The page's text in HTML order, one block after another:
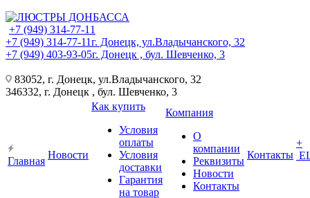
+7 (949) 314-77-11
+7 (949) 314-77-11г. Донецк, ул.Владычанского, 32
+7 (949) 403-93-05г. Донецк , бул. Шевченко, 3
83052, г. Донецк, ул.Владычанского, 32
346332, г. Донецк , бул. Шевченко, 3
Главная
Новости
Как купить
Условия
оплаты
Условия
доставки
Гарантия
на товар
Компания
О
компании
Реквизиты
Новости
Контакты
Контакты
+